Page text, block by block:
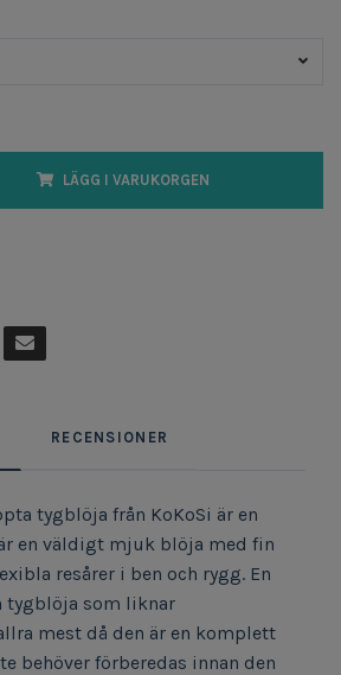
LÄGG I VARUKORGEN
RECENSIONER
tygblöja från KoKoSi är en
en väldigt mjuk blöja med fin
resårer i ben och rygg. En
tygblöja som liknar
mest då den är en komplett
behöver förberedas innan den